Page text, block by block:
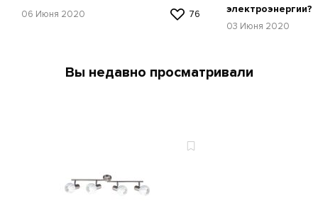
06 Июня 2020 76
электроэнергии?
03 Июня 2020
Вы недавно просматривали